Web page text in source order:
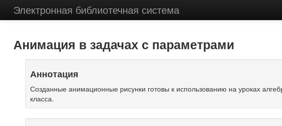
Электронная библиотечная система
Анимация в задачах с параметрами
Аннотация
Созданные анимационные рисунки готовы к использованию на уроках
класса.